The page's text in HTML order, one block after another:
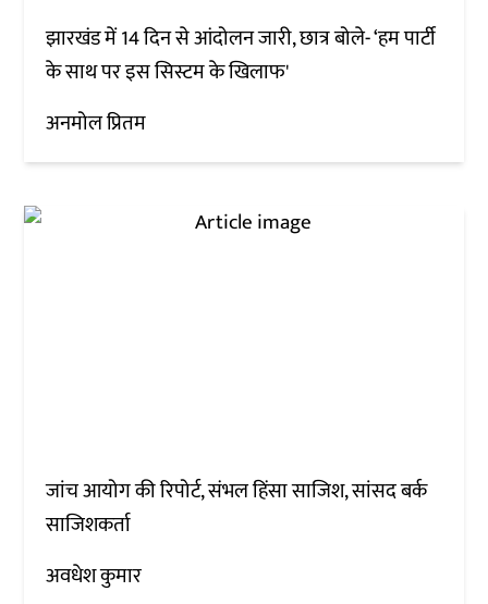
झारखंड में 14 दिन से आंदोलन जारी, छात्र बोले- ‘हम पार्टी
के साथ पर इस सिस्टम के खिलाफ'
अनमोल प्रितम
जांच आयोग की रिपोर्ट, संभल हिंसा साजिश, सांसद बर्क
साजिशकर्ता
अवधेश कुमार